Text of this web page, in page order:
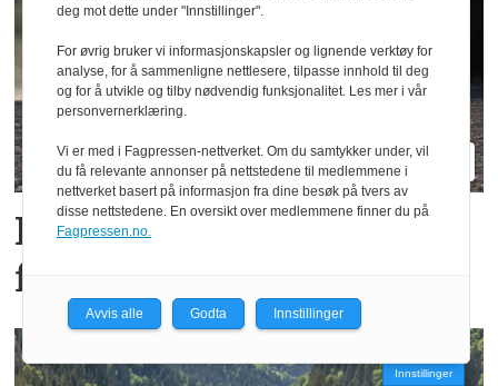
Kubota M7-174 KVT: En
firer i sekserkropp
Innstillinger
deg mot dette under "Innstillinger".
For øvrig bruker vi informasjonskapsler og lignende verktøy for
analyse, for å sammenligne nettlesere, tilpasse innhold til deg
og for å utvikle og tilby nødvendig funksjonalitet. Les mer i vår
personvernerklæring.
Vi er med i Fagpressen-nettverket. Om du samtykker under, vil
du få relevante annonser på nettstedene til medlemmene i
nettverket basert på informasjon fra dine besøk på tvers av
disse nettstedene. En oversikt over medlemmene finner du på
Fagpressen.no.
Avvis alle Godta Innstillinger